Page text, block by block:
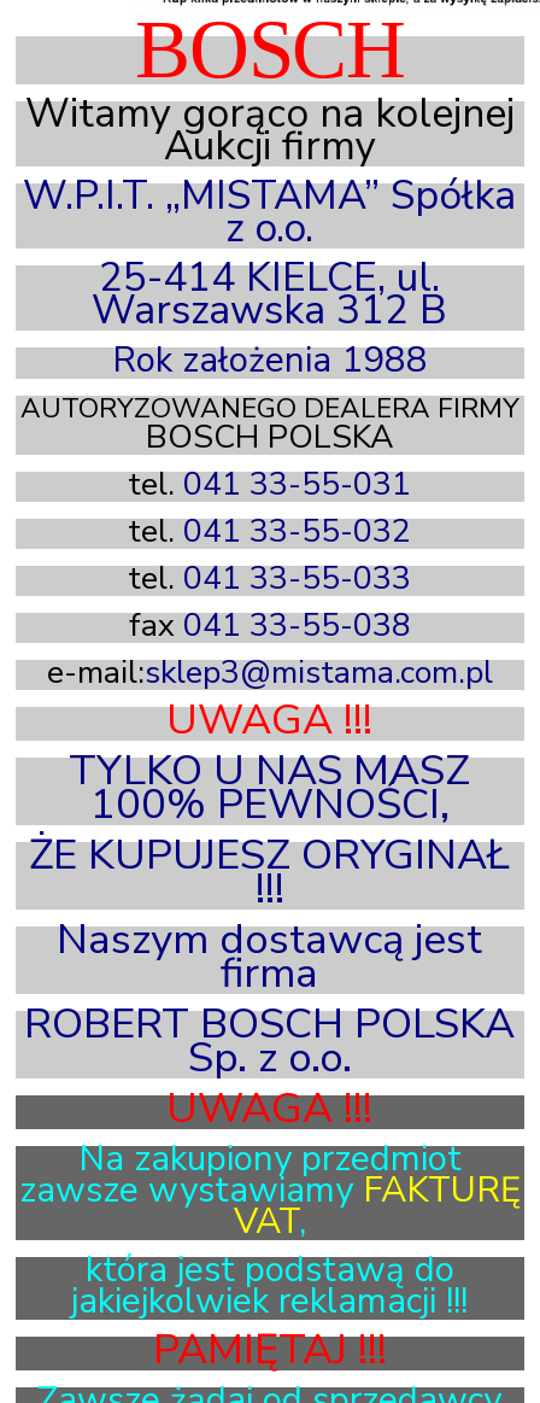
BOSCH
Witamy gorąco na kolejnej
Aukcji firmy
W.P.I.T. „MISTAMA” Spółka
z o.o.
25-414 KIELCE, ul.
Warszawska 312 B
Rok założenia 1988
AUTORYZOWANEGO DEALERA FIRMY
BOSCH POLSKA
tel.041 33-55-031
tel.041 33-55-032
tel.041 33-55-033
fax041 33-55-038
e-mail:sklep3@mistama.com.pl
UWAGA !!!
TYLKO U NAS MASZ
100% PEWNOŚCI,
ŻE KUPUJESZORYGINAŁ
!!!
Naszym dostawcą jest
firma
ROBERT BOSCH POLSKA
Sp. z o.o.
UWAGA !!!
Na zakupiony przedmiot
zawsze wystawiamy FAKTURĘ
VAT,
która jest podstawą do
jakiejkolwiek reklamacji !!!
PAMIĘTAJ !!!